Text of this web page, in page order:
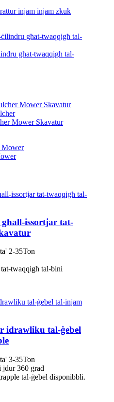
injam injam zkuk
għat-twaqqigħ tal-
Mower Skavatur
issortjar tat-
2-35Ton
twaqqigħ tal-bini
idrawliku tal-ġebel
3-35Ton
360 grad
tal-ġebel disponibbli.